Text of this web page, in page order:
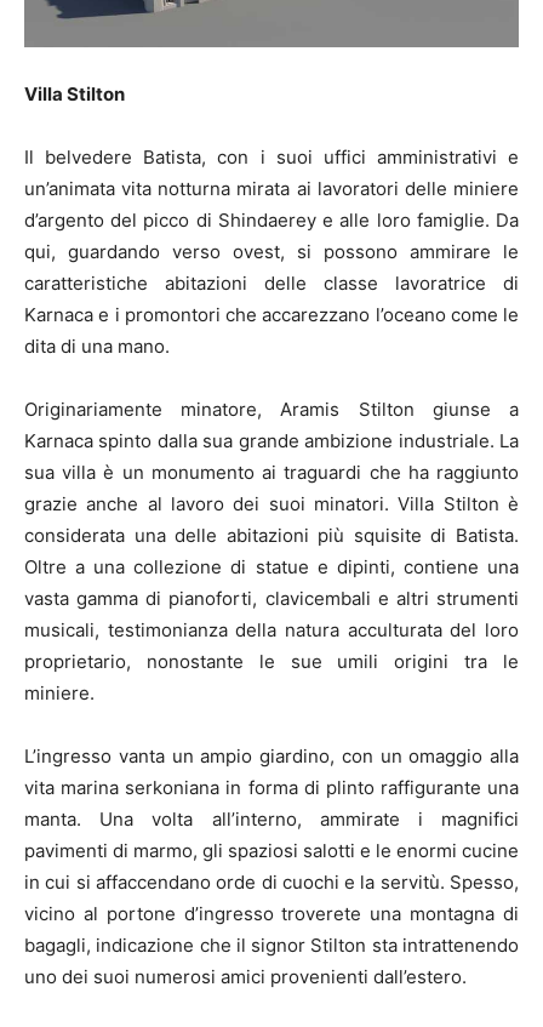
Villa Stilton
Il belvedere Batista, con i suoi uffici amministrativi e
un’animata vita notturna mirata ai lavoratori delle miniere
d’argento del picco di Shindaerey e alle loro famiglie. Da
qui, guardando verso ovest, si possono ammirare le
caratteristiche abitazioni delle classe lavoratrice di
Karnaca e i promontori che accarezzano l’oceano come le
dita di una mano.
Originariamente minatore, Aramis Stilton giunse a
Karnaca spinto dalla sua grande ambizione industriale. La
sua villa è un monumento ai traguardi che ha raggiunto
grazie anche al lavoro dei suoi minatori. Villa Stilton è
considerata una delle abitazioni più squisite di Batista.
Oltre a una collezione di statue e dipinti, contiene una
vasta gamma di pianoforti, clavicembali e altri strumenti
musicali, testimonianza della natura acculturata del loro
proprietario, nonostante le sue umili origini tra le
miniere.
L’ingresso vanta un ampio giardino, con un omaggio alla
vita marina serkoniana in forma di plinto raffigurante una
manta. Una volta all’interno, ammirate i magnifici
pavimenti di marmo, gli spaziosi salotti e le enormi cucine
in cui si affaccendano orde di cuochi e la servitù. Spesso,
vicino al portone d’ingresso troverete una montagna di
bagagli, indicazione che il signor Stilton sta intrattenendo
uno dei suoi numerosi amici provenienti dall’estero.